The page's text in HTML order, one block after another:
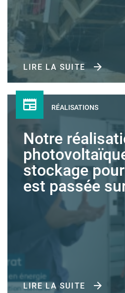
LIRE LA SUITE
RÉALISATIONS
Notre
stockage
est passée
LIRE LA SUITE